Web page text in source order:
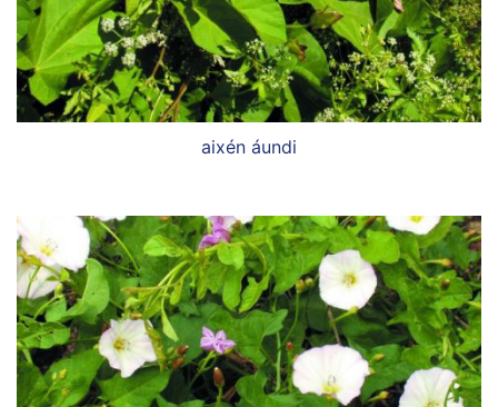
aixén áundi